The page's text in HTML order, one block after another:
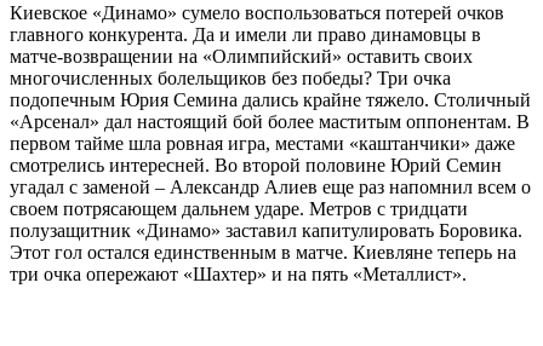
Киевское «Динамо» сумело воспользоваться потерей очков
главного конкурента. Да и имели ли право динамовцы в
матче-возвращении на «Олимпийский» оставить своих
многочисленных болельщиков без победы? Три очка
подопечным Юрия Семина дались крайне тяжело. Столичный
«Арсенал» дал настоящий бой более маститым оппонентам. В
первом тайме шла ровная игра, местами «каштанчики» даже
смотрелись интересней. Во второй половине Юрий Семин
угадал с заменой – Александр Алиев еще раз напомнил всем о
своем потрясающем дальнем ударе. Метров с тридцати
полузащитник «Динамо» заставил капитулировать Боровика.
Этот гол остался единственным в матче. Киевляне теперь на
три очка опережают «Шахтер» и на пять «Металлист».